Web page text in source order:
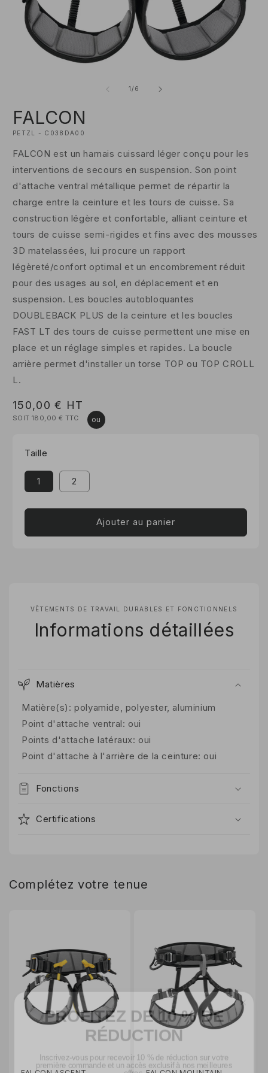
une
fenêtre
modale
1 /de
6
FALCON
PETZL - C038DA00
FALCON est un harnais cuissard léger conçu pour les
interventions de secours en suspension. Son point
d'attache ventral métallique permet de répartir la
charge entre la ceinture et les tours de cuisse. Sa
construction légère et confortable, alliant ceinture et
tours de cuisse semi-rigides et fins avec des mousses
3D matelassées, lui procure un rapport
légèreté/confort optimal et un encombrement réduit
pour des usages au sol, en déplacement et en
suspension. Les boucles autobloquantes
DOUBLEBACK PLUS de la ceinture et les boucles
FAST LT des tours de cuisse permettent une mise en
place et un réglage simples et rapides. La boucle
arrière permet d'installer un torse TOP ou TOP CROLL
L.
Prix
habituel
150,00 € HT
SOIT 180,00 € TTC
Taille
1 2
Ajouter au panier
VÊTEMENTS DE TRAVAIL DURABLES ET FONCTIONNELS
Informations détaillées
Matières
Matière(s): polyamide, polyester, aluminium
Point d'attache ventral: oui
Points d'attache latéraux: oui
Point d'attache à l'arrière de la ceinture: oui
Fonctions
Certifications
Complétez votre tenue
PROFITEZ DE 10 % DE
RÉDUCTION
Inscrivez-vous pour recevoir 10 % de réduction sur votre
offres.